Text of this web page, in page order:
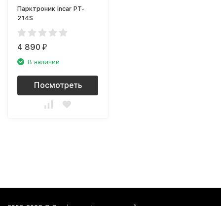
Парктроник Incar PT-
214S
4 890₽
В наличии
Посмотреть